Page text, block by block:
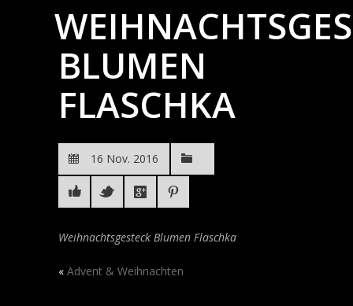
BLUMEN
FLASCHKA
16 Nov. 2016
Weihnachtsgesteck Blumen Flaschka
« Advent & Weihnachten